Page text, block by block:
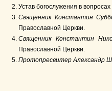
Устав богослужения в вопросах
Священник Константин
Православной Церкви.
Священник Константин
Православной Церкви.
Протопресвитер Александр